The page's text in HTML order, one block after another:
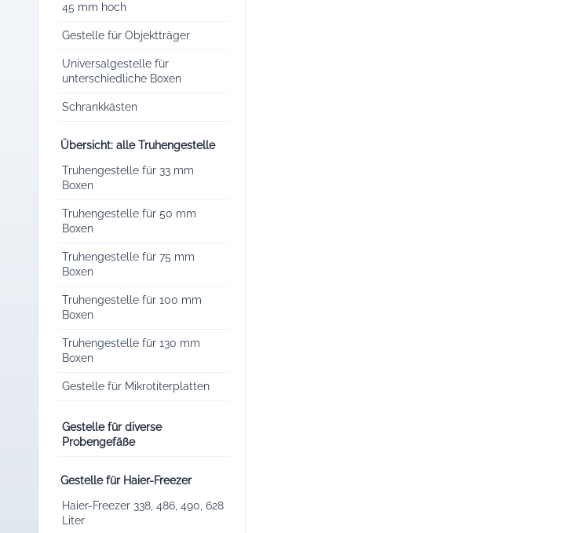
45 mm hoch
Gestelle für Objektträger
Universalgestelle für
unterschiedliche Boxen
Schrankkästen
Übersicht: alle Truhengestelle
Truhengestelle für 33 mm
Boxen
Truhengestelle für 50 mm
Boxen
Truhengestelle für 75 mm
Boxen
Truhengestelle für 100 mm
Boxen
Truhengestelle für 130 mm
Boxen
Gestelle für Mikrotiterplatten
Gestelle für diverse
Probengefäße
Gestelle für Haier-Freezer
Haier-Freezer 338, 486, 490, 628
Liter